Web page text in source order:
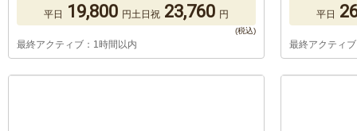
平日 19,800 円土日祝 23,760 円
最終アクティブ：1時間以内
平日
最終アクティ